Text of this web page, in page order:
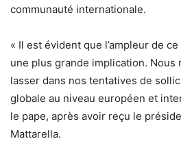
communauté internationale.
« Il est évident que l’ampleur de
une plus grande implication. Nous
lasser dans nos tentatives de
globale au niveau européen et
le pape, après avoir reçu le
Mattarella.